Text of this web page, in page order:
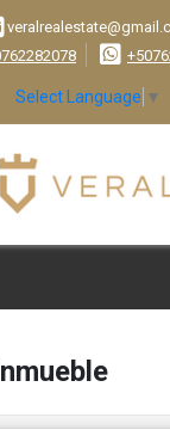
Select Language ▼